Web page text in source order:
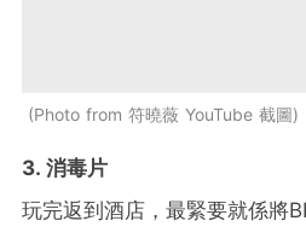
Photo from 符曉薇 YouTube 截圖
3. 消毒片
玩完返到酒店，最緊要就係將